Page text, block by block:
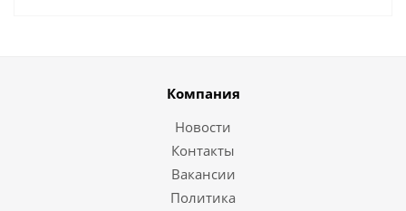
Компания
Новости
Контакты
Вакансии
Политика